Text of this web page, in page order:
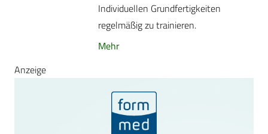
Individuellen Grundfertigkeiten
regelmäßig zu trainieren.
Mehr
Anzeige